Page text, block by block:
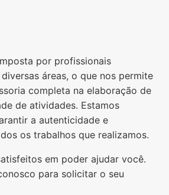
por profissionais
áreas, o que nos permite
completa na elaboração de
de atividades. Estamos
a autenticidade e
os trabalhos que realizamos.
em poder ajudar você.
para solicitar o seu